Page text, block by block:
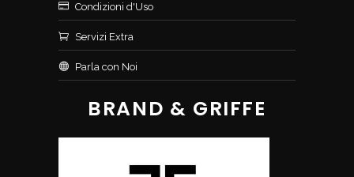
Condizioni d'Uso
Servizi Extra
Parla con Noi
BRAND & GRIFFE